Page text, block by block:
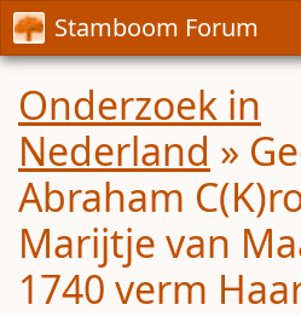
Stamboom Forum
Onderzoek in
Nederland »
Abraham
Marijtje van
1740 verm